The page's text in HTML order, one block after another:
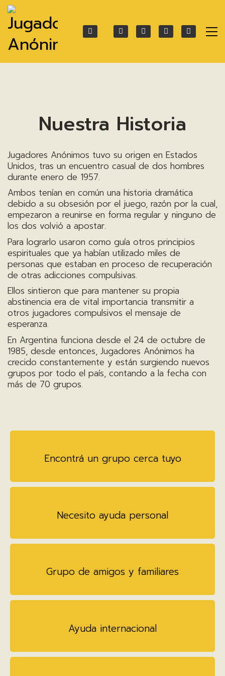
Nuestra Historia
Jugadores Anónimos tuvo su origen en Estados
Unidos, tras un encuentro casual de dos hombres
durante enero de 1957.
Ambos tenían en común una historia dramática
debido a su obsesión por el juego, razón por la cual,
empezaron a reunirse en forma regular y ninguno de
los dos volvió a apostar.
Para lograrlo usaron como guía otros principios
espirituales que ya habían utilizado miles de
personas que estaban en proceso de recuperación
de otras adicciones compulsivas.
Ellos sintieron que para mantener su propia
abstinencia era de vital importancia transmitir a
otros jugadores compulsivos el mensaje de
esperanza.
En Argentina funciona desde el 24 de octubre de
1985, desde entonces, Jugadores Anónimos ha
crecido constantemente y están surgiendo nuevos
grupos por todo el país, contando a la fecha con
más de 70 grupos.
Encontrá un grupo cerca tuyo
Necesito ayuda personal
Grupo de amigos y familiares
Ayuda internacional